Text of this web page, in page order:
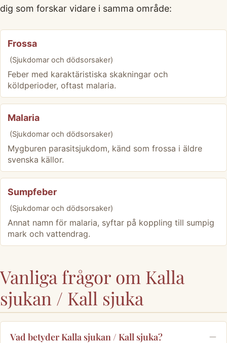
dig som forskar vidare i samma område:
Frossa
(Sjukdomar och dödsorsaker)
Feber med karaktäristiska skakningar och
köldperioder, oftast malaria.
Malaria
(Sjukdomar och dödsorsaker)
Mygburen parasitsjukdom, känd som frossa i äldre
svenska källor.
Sumpfeber
(Sjukdomar och dödsorsaker)
Annat namn för malaria, syftar på koppling till sumpig
mark och vattendrag.
Vanliga frågor om Kalla
sjukan / Kall sjuka
Vad betyder Kalla sjukan / Kall sjuka?